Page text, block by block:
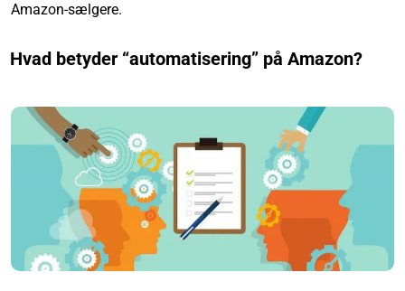
Amazon-sælgere.
Hvad betyder “automatisering” på Amazon?